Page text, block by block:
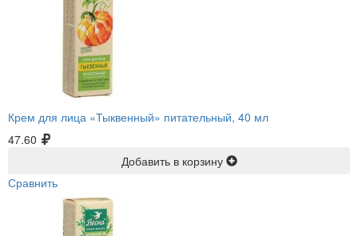
Крем для лица «Тыквенный» питательный, 40 мл
47.60
Добавить в корзину
Сравнить